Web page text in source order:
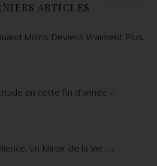
ARTICLES
Moins Devient Vraiment Plus.
en cette fin d’année
un Miroir de la Vie